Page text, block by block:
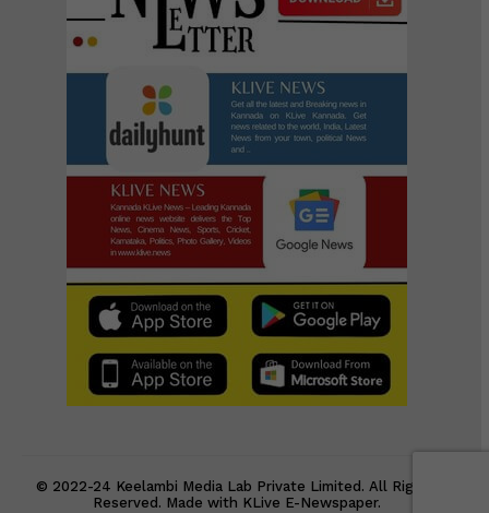
© 2022-24 Keelambi Media Lab Private Limited. All Rights
Reserved. Made with KLive E-Newspaper.